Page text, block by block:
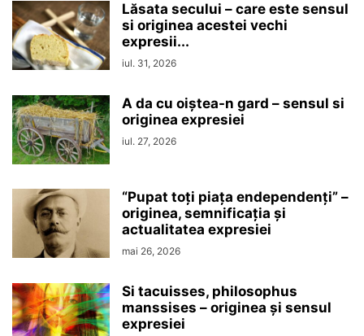
Lăsata secului – care este sensul
si originea acestei vechi
expresii...
iul. 31, 2026
A da cu oiștea-n gard – sensul si
originea expresiei
iul. 27, 2026
“Pupat toţi piaţa endependenţi” –
originea, semnificaţia şi
actualitatea expresiei
mai 26, 2026
Si tacuisses, philosophus
manssises – originea şi sensul
expresiei